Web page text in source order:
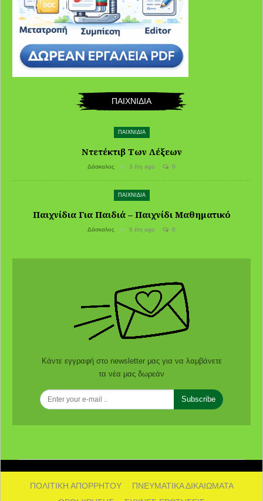
ΠΑΙΧΝΙΔΙΑ
ΠΑΙΧΝΙΔΙΑ
Ντετέκτιβ Των Λέξεων
Δάσκαλος 3 έτη ago 0
ΠΑΙΧΝΙΔΙΑ
Παιχνίδια Για Παιδιά – Παιχνίδι Μαθηματικό
Δάσκαλος 6 έτη ago 0
Κάντε εγγραφή στο newsletter μας για να λαμβάνετε
τα νέα μας δωρεάν
Subscribe
ΠΟΛΙΤΙΚΗ ΑΠΟΡΡΗΤΟΥ
ΠΝΕΥΜΑΤΙΚΑ ΔΙΚΑΙΩΜΑΤΑ